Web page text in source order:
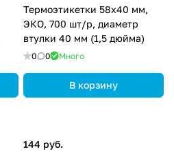
Термоэтикетки 58х40 мм,
ЭКО, 700 шт/р, диаметр
втулки 40 мм (1,5 дюйма)
0 0 Много
В корзину
144 руб.